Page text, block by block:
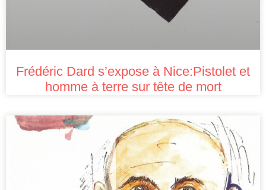
Frédéric Dard s’expose à Nice:Pistolet et
homme à terre sur tête de mort